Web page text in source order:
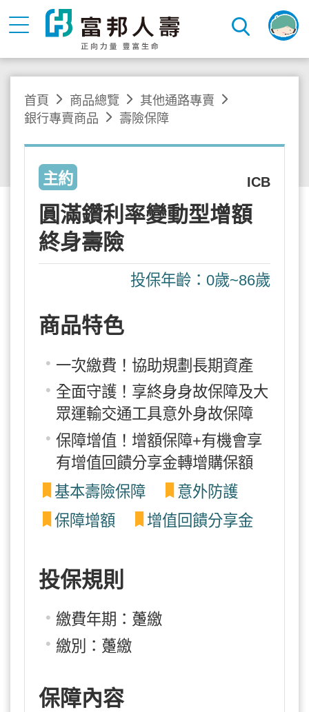
首頁 商品總覽
其他通路專賣
銀行專賣商品
壽險保障
主約 ICB
圓滿鑽利率變動型增額
終身壽險
投保年齡：0歲~86歲
商品特色
一次繳費！協助規劃長期資產
全面守護！享終身身故保障及大
眾運輸交通工具意外身故保障
保障增值！增額保障+有機會享
有增值回饋分享金轉增購保額
基本壽險保障
意外防護
保障增額
增值回饋分享金
投保規則
繳費年期：躉繳
繳別：躉繳
保障內容